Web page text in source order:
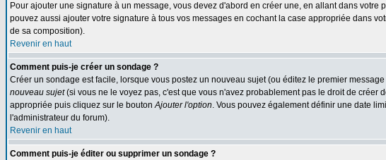
Pour ajouter une signature à un message, vous devez d'abord en créer une, en allant dans
pouvez aussi ajouter votre signature à tous vos messages en cochant la case appropriée dans
de sa composition).
Revenir en haut
Comment puis-je créer un sondage ?
Créer un sondage est facile, lorsque vous postez un nouveau sujet (ou éditez le premier
nouveau sujet(si vous ne le voyez pas, c'est que vous n'avez probablement pas le droit de
appropriée puis cliquez sur le boutonAjouter l'option. Vous pouvez également définir une date
l'administrateur du forum).
Revenir en haut
Comment puis-je éditer ou supprimer un sondage ?